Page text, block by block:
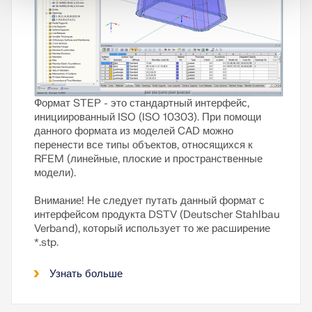
Формат STEP - это стандартный интерфейс,
инициированный ISO (ISO 10303). При помощи
данного формата из моделей CAD можно
перенести все типы объектов, относящихся к
RFEM (линейные, плоские и пространственные
модели).
Внимание! Не следует путать данный формат с
интерфейсом продукта DSTV (Deutscher Stahlbau
Verband), который использует то же расширение
*.stp.
Узнать больше